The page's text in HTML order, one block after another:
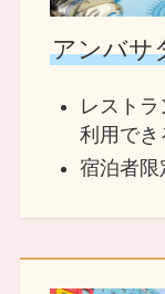
アンバサ
レスト
利用でき
宿泊者限